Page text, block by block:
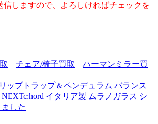
信しますので、よろしければチェックを
チェア/椅子買取
ハーマンミラー買
ップトラップ＆ペンデュラム バランス
NEXTc:hord イタリア製 ムラノガラス シ
した